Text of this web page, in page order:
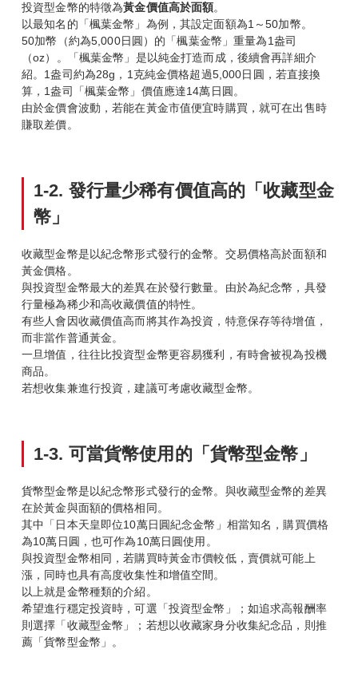
投資型金幣的特徵為黃金價值高於面額。
以最知名的「楓葉金幣」為例，其設定面額為1～50加幣。
50加幣（約為5,000日圓）的「楓葉金幣」重量為1盎司
（oz）。「楓葉金幣」是以純金打造而成，後續會再詳細介
紹。1盎司約為28g，1克純金價格超過5,000日圓，若直接換
算，1盎司「楓葉金幣」價值應達14萬日圓。
由於金價會波動，若能在黃金市值便宜時購買，就可在出售時
賺取差價。
1-2. 發行量少稀有價值高的「收藏型金
幣」
收藏型金幣是以紀念幣形式發行的金幣。交易價格高於面額和
黃金價格。
與投資型金幣最大的差異在於發行數量。由於為紀念幣，具發
行量極為稀少和高收藏價值的特性。
有些人會因收藏價值高而將其作為投資，特意保存等待增值，
而非當作普通黃金。
一旦增值，往往比投資型金幣更容易獲利，有時會被視為投機
商品。
若想收集兼進行投資，建議可考慮收藏型金幣。
1-3. 可當貨幣使用的「貨幣型金幣」
貨幣型金幣是以紀念幣形式發行的金幣。與收藏型金幣的差異
在於黃金與面額的價格相同。
其中「日本天皇即位10萬日圓紀念金幣」相當知名，購買價格
為10萬日圓，也可作為10萬日圓使用。
與投資型金幣相同，若購買時黃金市價較低，賣價就可能上
漲，同時也具有高度收集性和增值空間。
以上就是金幣種類的介紹。
希望進行穩定投資時，可選「投資型金幣」；如追求高報酬率
則選擇「收藏型金幣」；若想以收藏家身分收集紀念品，則推
薦「貨幣型金幣」。